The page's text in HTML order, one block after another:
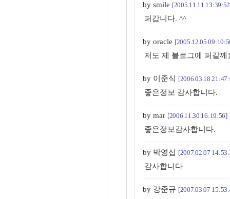
by smile [2005.11.11
퍼갑니다. ^^
by oracle [2005.12.05
저도 제 블로그에 퍼갈께
by 이준식 [2006.03.18
좋은정보 감사합니다.
by mar [2006.11.30 16:19:56]
좋은정보감사합니다.
by 박영섭 [2007.02.07
감사합니다
by 강준규 [2007.03.07